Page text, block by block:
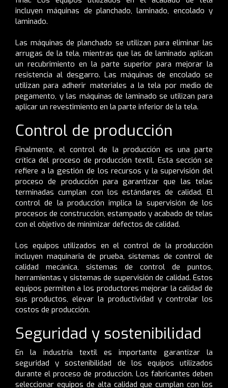
incluyen máquinas de planchado, laminado, encolado y
laminado.
Las máquinas de planchado se utilizan para eliminar las
arrugas de la tela, mientras que las de laminado aplican
un recubrimiento en la parte superior para mejorar la
resistencia al desgarro. Las máquinas de encolado se
utilizan para adherir materiales a la tela por medio de
pegamento, y las máquinas de laminado se utilizan para
aplicar un revestimiento en la parte inferior de la tela.
Control de producción
Finalmente, el control de la producción es una parte
crítica del proceso de producción textil. Esta sección se
refiere a la gestión de los recursos y la supervisión del
proceso de producción para garantizar que las telas
terminadas cumplan con los estándares de calidad. El
control de la producción implica la supervisión de los
procesos de construcción, estampado y acabado de telas
con el objetivo de minimizar defectos de calidad.
Los equipos utilizados en el control de la producción
incluyen maquinaria de prueba, sistemas de control de
calidad mecánica, sistemas de control de puntos,
herramientas y sistemas de supervisión de calidad. Estos
equipos permiten a los productores mejorar la calidad de
sus productos, elevar la productividad y controlar los
costos de producción.
Seguridad y sostenibilidad
En la industria textil es importante garantizar la
seguridad y sostenibilidad de los equipos utilizados
durante el proceso de producción. Los fabricantes deben
seleccionar equipos de alta calidad que cumplan con los